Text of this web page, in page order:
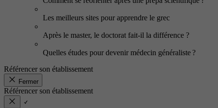
Les meilleurs sites pour apprendre le grec
Après le master, le doctorat fait-il la différence ?
Quelles études pour devenir médecin généraliste ?
Référencer son établissement
Fermer
Référencer son établissement